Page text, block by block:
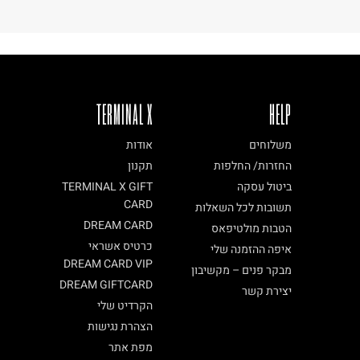
TERMINAL X
אודות
תקנון
TERMINAL X GIFT
CARD
DREAM CARD
כרטיס אשראי
DREAM CARD VIP
DREAM GIFTCARD
הקרדיט שלי
הצהרת נגישות
מפת אתר
HELP
משלוחים
החזרות/ החלפות
ביטול עסקה
תשובות לכל השאלות
הטבות מולטיפאס
איפה ההזמנה שלי
מבקר פנים – מקשיבון
יצירת קשר